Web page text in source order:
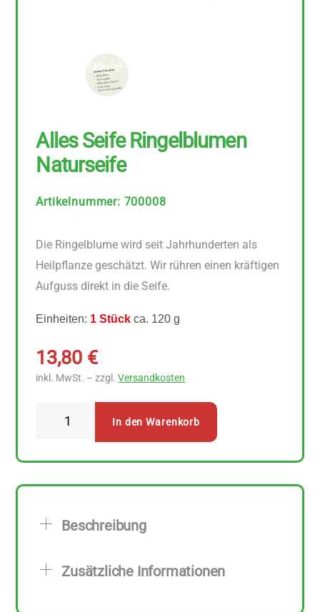
Alles Seife Ringelblumen
Naturseife
Artikelnummer: 700008
Die Ringelblume wird seit Jahrhunderten als
Heilpflanze geschätzt. Wir rühren einen kräftigen
Aufguss direkt in die Seife.
Einheiten: 1 Stück ca. 120 g
13,80 €
inkl. MwSt. – zzgl.Versandkosten
In den Warenkorb
Beschreibung
Zusätzliche Informationen